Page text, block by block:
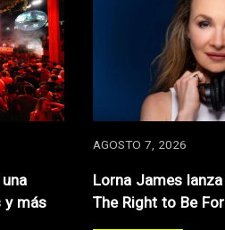
y más
AGOSTO 7, 2026
Lorna James
The Right to Be